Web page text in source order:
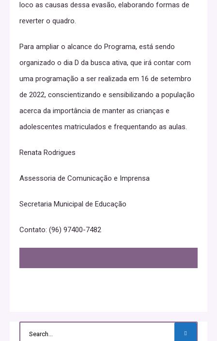
loco as causas dessa evasão, elaborando formas de
reverter o quadro.
Para ampliar o alcance do Programa, está sendo
organizado o dia D da busca ativa, que irá contar com
uma programação a ser realizada em 16 de setembro
de 2022, conscientizando e sensibilizando a população
acerca da importância de manter as crianças e
adolescentes matriculados e frequentando as aulas.
Renata Rodrigues
Assessoria de Comunicação e Imprensa
Secretaria Municipal de Educação
Contato: (96) 97400-7482